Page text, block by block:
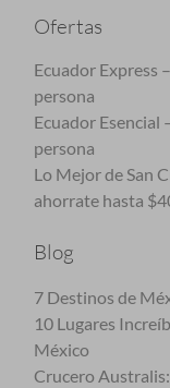
Ofertas
Ecuador Express
persona
Ecuador Esencial
persona
Lo Mejor de San
ahorrate hasta
Blog
7 Destinos de
10 Lugares
México
Crucero